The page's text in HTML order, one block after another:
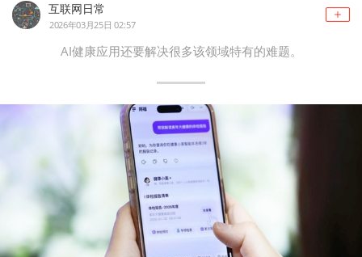
互联网日常
2026年03月25日 02:57
AI健康应用还要解决很多该领域特有的难题。